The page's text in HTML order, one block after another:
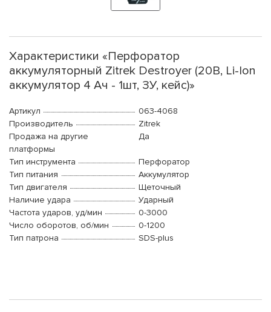
Характеристики «Перфоратор
аккумуляторный Zitrek Destroyer (20В, Li-Ion
аккумулятор 4 Ач - 1шт, ЗУ, кейс)»
Артикул
063-4068
Производитель
Zitrek
Продажа на другие
платформы
Да
Тип инструмента
Перфоратор
Тип питания
Аккумулятор
Тип двигателя
Щеточный
Наличие удара
Ударный
Частота ударов, уд/мин
0-3000
Число оборотов, об/мин
0-1200
Тип патрона
SDS-plus